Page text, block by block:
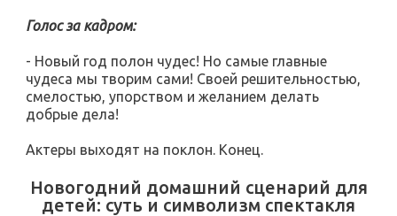
Голос за кадром:
- Новый год полон чудес! Но самые главные
чудеса мы творим сами! Своей решительностью,
смелостью, упорством и желанием делать
добрые дела!
Актеры выходят на поклон. Конец.
Новогодний домашний сценарий для
детей: суть и символизм спектакля